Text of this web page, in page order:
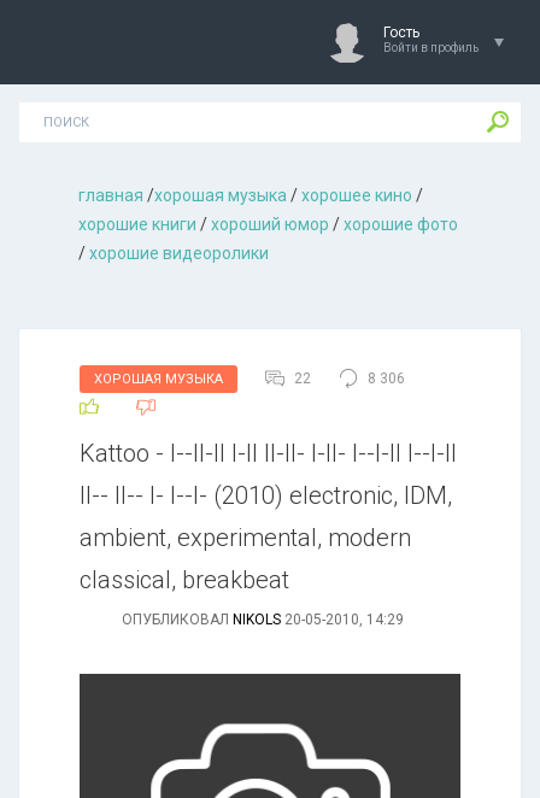
Гость
Войти в профиль
главная /хорошая музыкa /хорошее кино /
хорошие книги /хороший юмор /хорошие фото
/хорошие видеоролики
ХОРОШАЯ МУЗЫКА 22 8 306
Kattoo - l--ll-ll l-ll ll-ll- l-ll- l--l-ll l--l-ll
ll-- ll-- l- l--l- (2010) electronic, IDM,
ambient, experimental, modern
classical, breakbeat
ОПУБЛИКОВАЛ NIKOLS 20-05-2010, 14:29